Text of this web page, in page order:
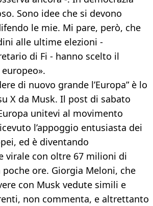
Sono idee che si devono
le mie. Mi pare, però, che
alle ultime elezioni -
di Fi - hanno scelto il
di nuovo grande l’Europa” è lo
X da Musk. Il post di sabato
unitevi al movimento
l’appoggio entusiasta dei
ed è diventando
virale con oltre 67 milioni di
ore. Giorgia Meloni, che
con Musk vedute simili e
non commenta, e altrettanto